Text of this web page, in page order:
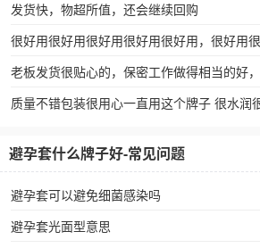
发货快，物超所值，还会继续回购
很好用很好用很好用很好用很好用，很好用
老板发货很贴心的，保密工作做得相当的好
质量不错包装很用心一直用这个牌子 很水润
避孕套什么牌子好-常见问题
避孕套可以避免细菌感染吗
避孕套光面型意思